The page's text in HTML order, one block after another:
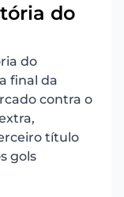
do
do
final da
contra o
título
gols